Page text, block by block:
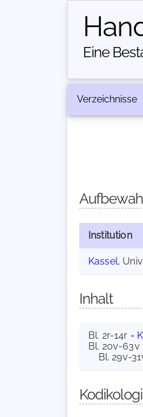
Eine
Verzeichnisse
Institution
Kassel,
Inhalt
Bl. 2r-14r =
Bl. 20v-63v
Bl. 29v-